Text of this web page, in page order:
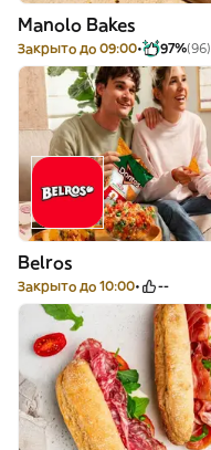
Manolo Bakes
Закрыто до 09:00 97%(96)
Belros
Закрыто до 10:00 --